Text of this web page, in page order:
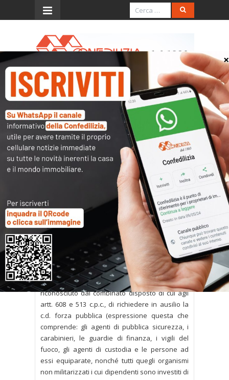
Menu
Occupazione abusiva e
responsabilità della P.A. per
il mancato sgombero
Importante pronuncia della Cassazione civile in
tema di sgomberi di immobili occupati
Al riguardo, con ordinanza n. 24053 del
28.8.2025 i Supremi giudici hanno precisato,
infatti, che nessuna discrezionalità può essere
riconosciuta alla pubblica amministrazione nel
dare attuazione ad un provvedimento
giurisdizionale.
In particolare, la Corte, dopo aver chiarito
preliminarmente che “nelle esecuzioni per
rilascio, spetta all’ufficiale giudiziario il potere,
riconosciuto dal combinato disposto di cui agli
artt. 608 e 513 c.p.c., di richiedere in ausilio la
c.d. forza pubblica (espressione questa che
comprende: gli agenti di pubblica sicurezza, i
carabinieri, le guardie di finanza, i vigili del
fuoco, gli agenti di custodia e le persone ad
essi equiparate, nonché tutti quegli organismi
non militarizzati i cui dipendenti sono investiti di